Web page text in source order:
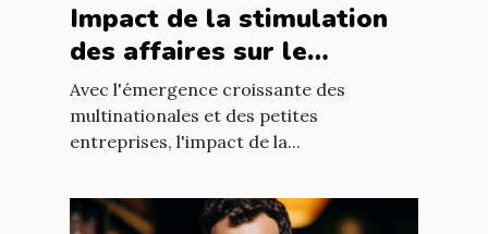
Impact de la stimulation
des affaires sur le
développement
économique mondial
Avec l'émergence croissante des
multinationales et des petites
entreprises, l'impact de la...